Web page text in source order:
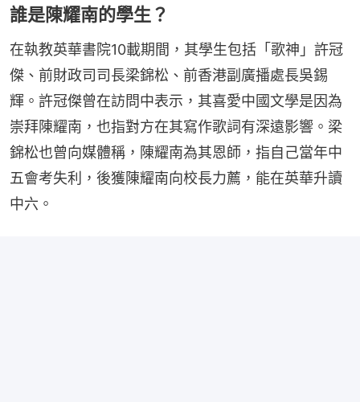
誰是陳耀南的學生？
在執教英華書院10載期間，其學生包括「歌神」許冠
傑、前財政司司長梁錦松、前香港副廣播處長吳錫
輝。許冠傑曾在訪問中表示，其喜愛中國文學是因為
崇拜陳耀南，也指對方在其寫作歌詞有深遠影響。梁
錦松也曾向媒體稱，陳耀南為其恩師，指自己當年中
五會考失利，後獲陳耀南向校長力薦，能在英華升讀
中六。